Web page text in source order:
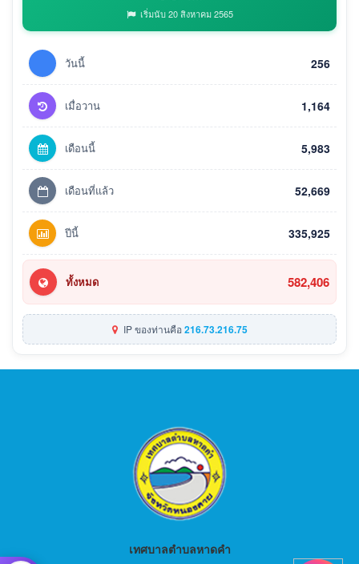
เริ่มนับ 20 สิงหาคม 2565
วันนี้ 256
เมื่อวาน 1,164
เดือนนี้ 5,983
เดือนที่แล้ว 52,669
ปีนี้ 335,925
ทั้งหมด 582,406
IP ของท่านคือ216.73.216.75
เทศบาลตำบลหาดคำ